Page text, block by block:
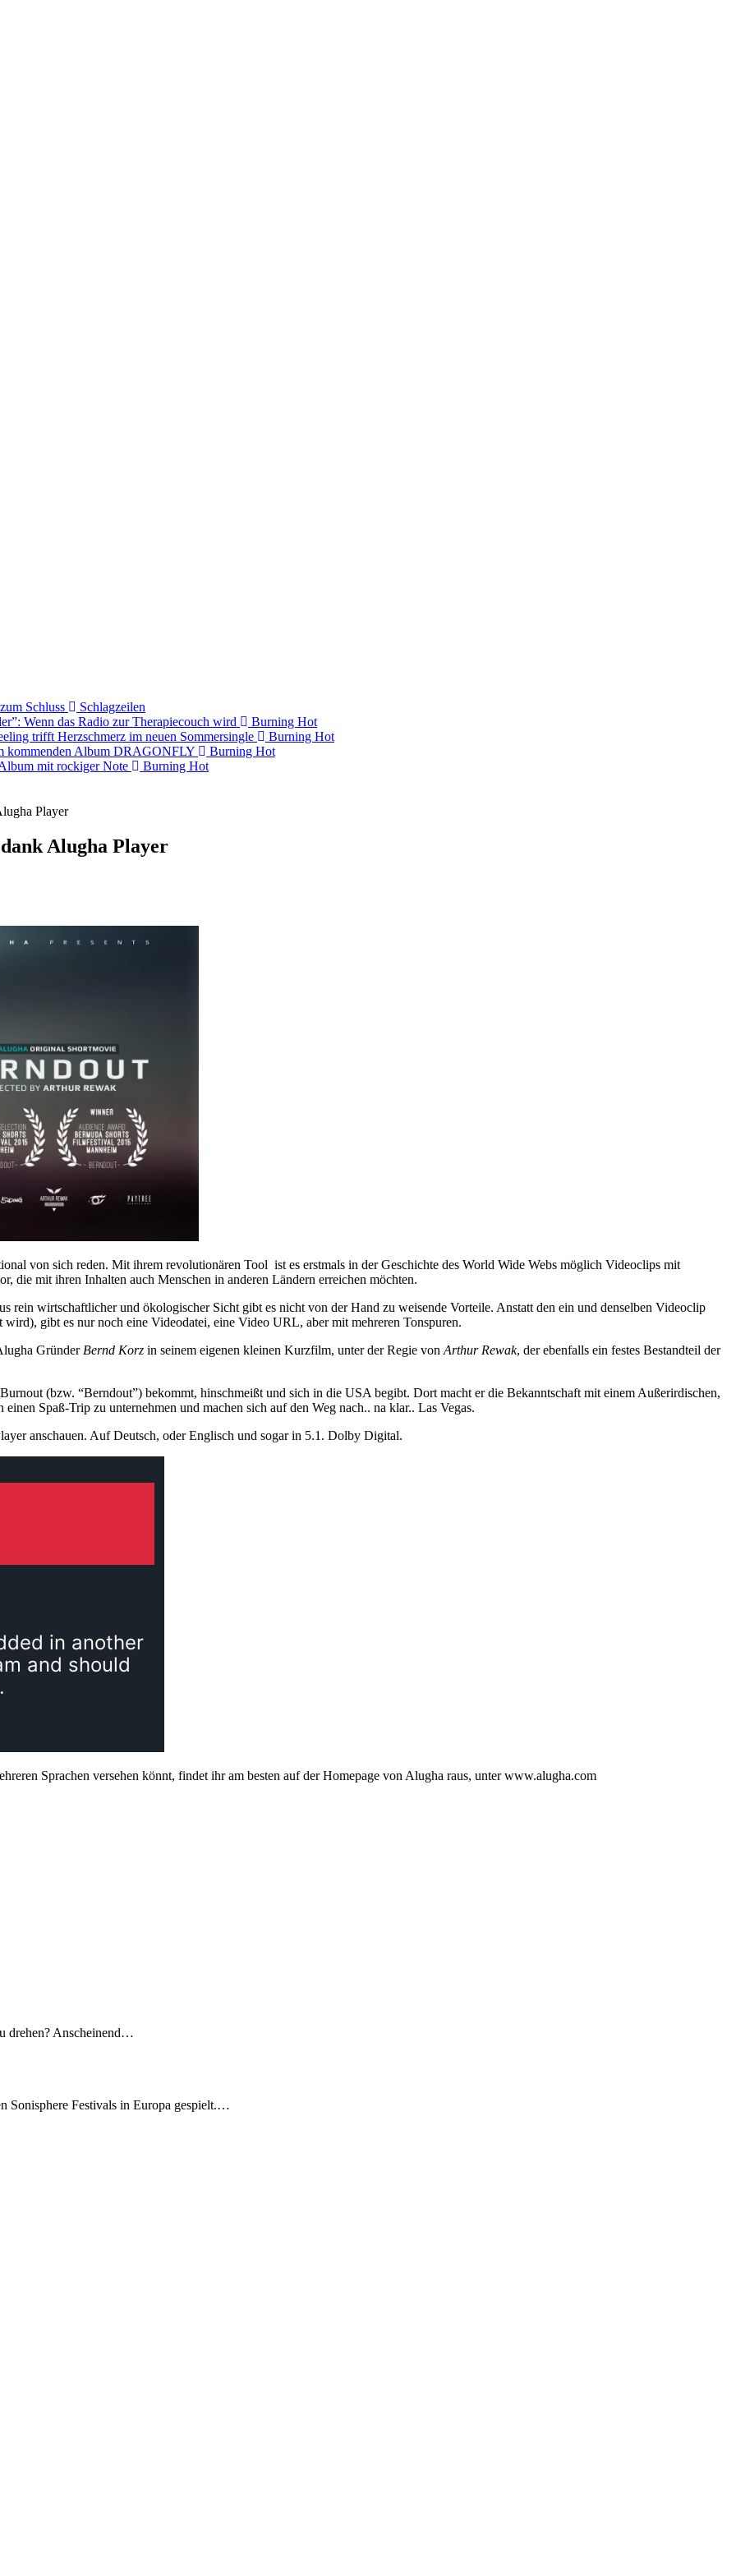
Schluss
Schlagzeilen
Wenn das Radio zur Therapiecouch wird
Burning Hot
trifft Herzschmerz im neuen Sommersingle
Burning Hot
kommenden Album DRAGONFLY
Burning Hot
mit rockiger Note
Burning Hot
Player
Alugha Player
von sich reden. Mit ihrem revolutionären Tool ist es erstmals in der Geschichte des World Wide Webs möglich Videoclips mit
die mit ihren Inhalten auch Menschen in anderen Ländern erreichen möchten.
rein wirtschaftlicher und ökologischer Sicht gibt es nicht von der Hand zu weisende Vorteile. Anstatt den ein und denselben Videoclip
gibt es nur noch eine Videodatei, eine Video URL, aber mit mehreren Tonspuren.
Gründer Bernd Korz in seinem eigenen kleinen Kurzfilm, unter der Regie von Arthur Rewak, der ebenfalls ein festes Bestandteil der
(bzw. “Berndout”) bekommt, hinschmeißt und sich in die USA begibt. Dort macht er die Bekanntschaft mit einem Außerirdischen,
Spaß-Trip zu unternehmen und machen sich auf den Weg nach.. na klar.. Las Vegas.
anschauen. Auf Deutsch, oder Englisch und sogar in 5.1. Dolby Digital.
Sprachen versehen könnt, findet ihr am besten auf der Homepage von Alugha raus, unter www.alugha.com
drehen? Anscheinend…
Sonisphere Festivals in Europa gespielt.…